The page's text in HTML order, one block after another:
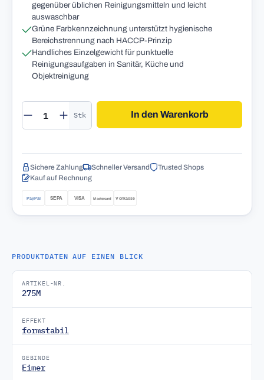
gegenüber üblichen Reinigungsmitteln und leicht
auswaschbar
Grüne Farbkennzeichnung unterstützt hygienische
Bereichstrennung nach HACCP-Prinzip
Handliches Einzelgewicht für punktuelle
Reinigungsaufgaben in Sanitär, Küche und
Objektreinigung
Produkt Anzahl: Gib den gewünschten
Stk In den Warenkorb
Sichere Zahlung Schneller Versand
Trusted Shops
Kauf auf Rechnung
PRODUKTDATEN AUF EINEN BLICK
ARTIKEL-NR.
275M
EFFEKT
formstabil
GEBINDE
Eimer